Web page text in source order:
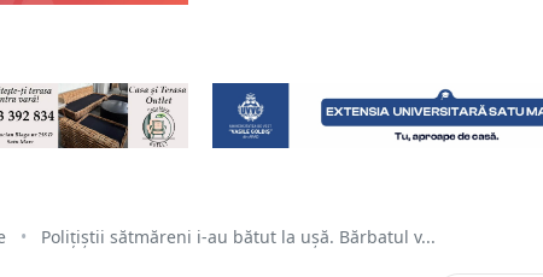
• Polițiștii sătmăreni i-au bătut la ușă. Bărbatul v...